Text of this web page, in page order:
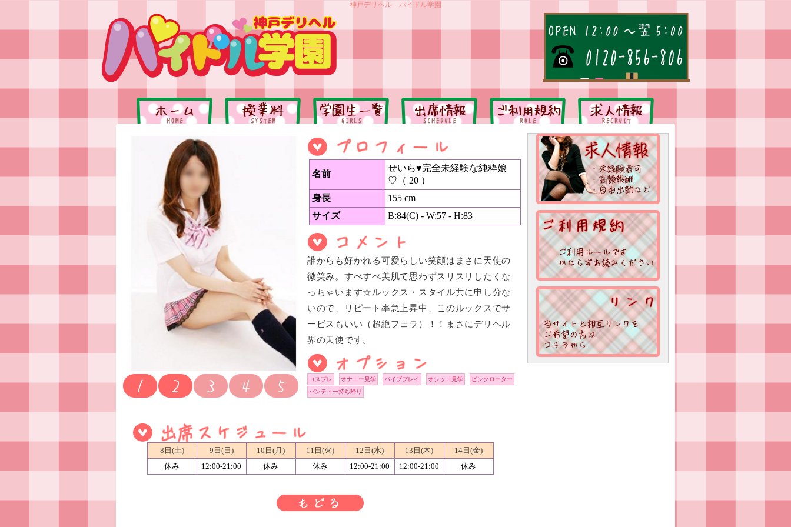
神戸デリヘル パイドル学園
名前
せいら♥完全未経験な純粋娘
♡（ 20 ）
身長
155 cm
サイズ
B:84(C) - W:57 - H:83
誰からも好かれる可愛らしい笑顔はまさに天使の
微笑み。すべすべ美肌で思わずスリスリしたくな
っちゃいます☆ルックス・スタイル共に申し分な
いので、リピート率急上昇中、このルックスでサ
ービスもいい（超絶フェラ）！！まさにデリヘル
界の天使です。
コスプレ オナニー見学 バイブプレイ オシッコ見学
ピンクローター
パンティー持ち帰り
8日(土) 9日(日) 10日(月) 11日(火) 12日(水) 13日(木)
14日(金)
休み
12:00-21:00 休み 休み 12:00-21:00 12:00-21:00 休み